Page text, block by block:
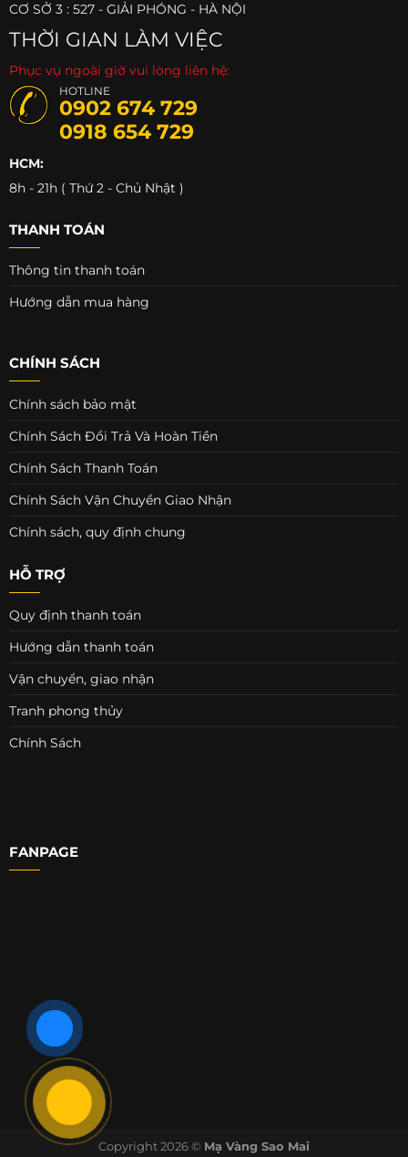
CƠ SỞ 3 : 527 - GIẢI PHÓNG - HÀ NỘI
THỜI GIAN LÀM VIỆC
Phục vụ ngoài giờ vui lòng liên hệ:
HOTLINE
0902 674 729
0918 654 729
HCM:
8h - 21h ( Thứ 2 - Chủ Nhật )
THANH TOÁN
Thông tin thanh toán
Hướng dẫn mua hàng
CHÍNH SÁCH
Chính sách bảo mật
Chính Sách Đổi Trả Và Hoàn Tiền
Chính Sách Thanh Toán
Chính Sách Vận Chuyển Giao Nhận
Chính sách, quy định chung
HỖ TRỢ
Quy định thanh toán
Hướng dẫn thanh toán
Vận chuyển, giao nhận
Tranh phong thủy
Chính Sách
FANPAGE
Copyright 2026 © Mạ Vàng Sao Mai